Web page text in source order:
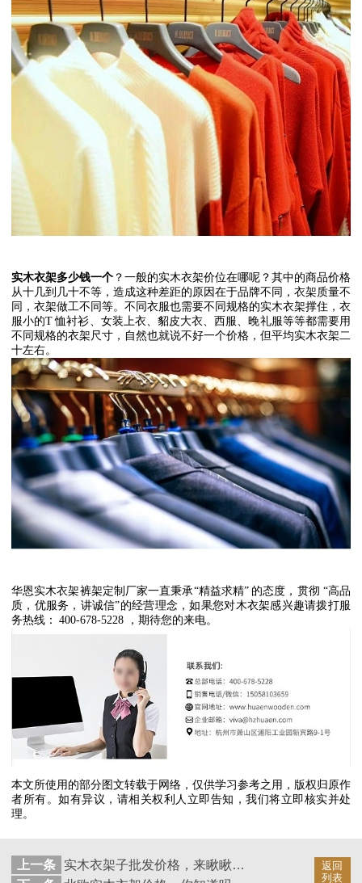
实木衣架多少钱一个 ？一般的实木衣架价位在哪呢？其中的商品价格
从十几到几十不等，造成这种差距的原因在于品牌不同，衣架质量不
同，衣架做工不同等。不同衣服也需要不同规格的实木衣架撑住，衣
服小的T 恤衬衫、女装上衣、貂皮大衣、西服、晚礼服等等都需要用
不同规格的衣架尺寸，自然也就说不好一个价格，但平均实木衣架二
十左右。
华恩实木衣架裤架定制厂家一直秉承“精益求精” 的态度，贯彻 “高品
质，优服务，讲诚信”的经营理念，如果您对木衣架感兴趣请拨打服
务热线： 400-678-5228 ，期待您的来电。
本文所使用的部分图文转载于网络，仅供学习参考之用，版权归原作
者所有。如有异议，请相关权利人立即告知，我们将立即核实并处
理。
返回
列表
上一条
实木衣架子批发价格，来瞅瞅来看看【华恩衣架】